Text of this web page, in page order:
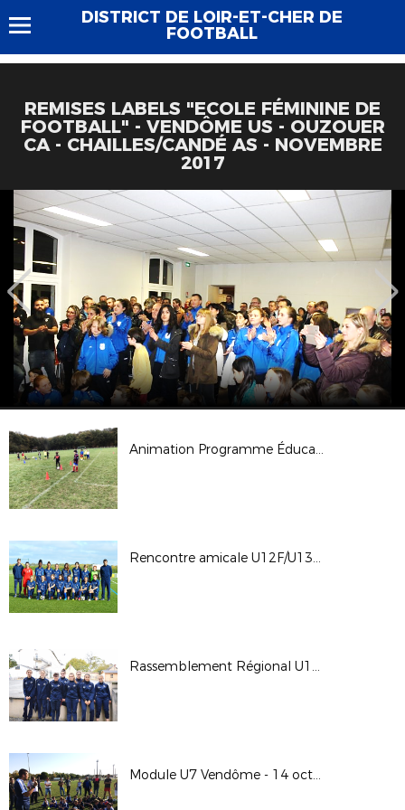
DISTRICT DE LOIR-ET-CHER DE
FOOTBALL
REMISES LABELS "ECOLE FÉMININE DE
FOOTBALL" - VENDÔME US - OUZOUER
CA - CHAILLES/CANDÉ AS - NOVEMBRE
2017
Animation Programme Éducatif Fédéral - 27 octobre 2017
Rencontre amicale U12F/U13F Sélection 45 - Sélection 41 - Mercredi 25 octobre 2017
Rassemblement Régional U15F - 21 et 22 octobre 2017
Module U7 Vendôme - 14 octobre 2017